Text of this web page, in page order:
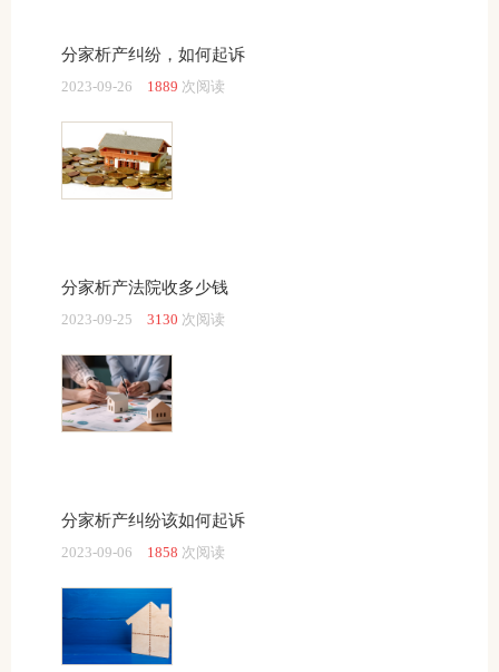
分家析产纠纷，如何起诉
2023-09-26 1889 次阅读
分家析产法院收多少钱
2023-09-25 3130 次阅读
分家析产纠纷该如何起诉
2023-09-06 1858 次阅读